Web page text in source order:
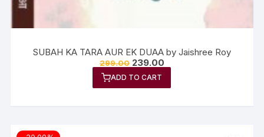
SUBAH KA TARA AUR EK DUAA by Jaishree Roy
299.00 239.00
ADD TO CART